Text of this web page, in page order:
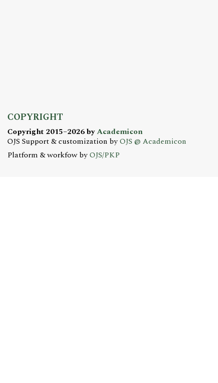
COPYRIGHT
Copyright 2015–2026 byAcademicon
OJS Support & customization byOJS @ Academicon
Platform & workfow byOJS/PKP